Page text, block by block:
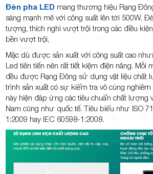
Đèn pha LED mang thương hiệu Rạng
sáng mạnh mẽ với công suất lên tới 500W.
tượng, thích nghi vượt trội trong các điều
bền vượt trội,
Mặc dù được sản xuất với công suất cao
Led tiên tiến nên rất tiết kiệm điện năng. Mỗi
đều được Rạng Đông sử dụng vật liệu chất
trình sản xuất có sự kiểm tra vô cùng nghiêm
này hiện đáp ứng các tiêu chuẩn chất lượng
Nam cũng như quốc tế. Tiêu biểu như ISO
1:2009 hay IEC 60598-1:2008.